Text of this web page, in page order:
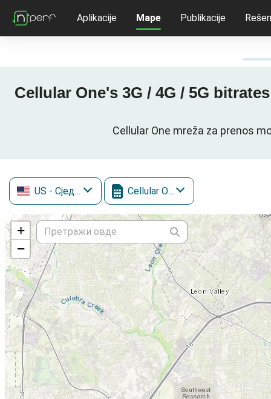
Aplikacije Mape Publikacije
Cellular One's 3G / 4G / 5G
Cellular One mreža za prenos
US - Сједињене Државе Cellular One
+
−